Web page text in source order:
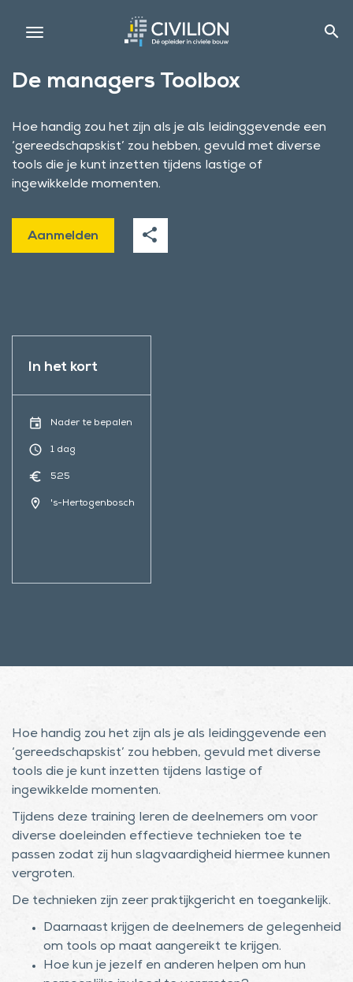
search
De managers Toolbox
Hoe handig zou het zijn als je als leidinggevende een
‘gereedschapskist’ zou hebben, gevuld met diverse
tools die je kunt inzetten tijdens lastige of
ingewikkelde momenten.
Aanmelden share
In het kort
event Nader te bepalen
schedule 1 dag
euro 525
location_on 's-Hertogenbosch
Hoe handig zou het zijn als je als leidinggevende een
‘gereedschapskist’ zou hebben, gevuld met diverse
tools die je kunt inzetten tijdens lastige of
ingewikkelde momenten.
Tijdens deze training leren de deelnemers om voor
diverse doeleinden effectieve technieken toe te
passen zodat zij hun slagvaardigheid hiermee kunnen
vergroten.
De technieken zijn zeer praktijkgericht en toegankelijk.
Daarnaast krijgen de deelnemers de gelegenheid
om tools op maat aangereikt te krijgen.
Hoe kun je jezelf en anderen helpen om hun